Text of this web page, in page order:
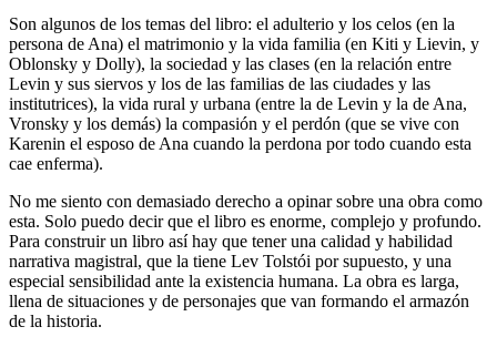
Son algunos de los temas del libro: el adulterio y los celos (en la
persona de Ana) el matrimonio y la vida familia (en Kiti y Lievin, y
Oblonsky y Dolly), la sociedad y las clases (en la relación entre
Levin y sus siervos y los de las familias de las ciudades y las
institutrices), la vida rural y urbana (entre la de Levin y la de Ana,
Vronsky y los demás) la compasión y el perdón (que se vive con
Karenin el esposo de Ana cuando la perdona por todo cuando esta
cae enferma).
No me siento con demasiado derecho a opinar sobre una obra como
esta. Solo puedo decir que el libro es enorme, complejo y profundo.
Para construir un libro así hay que tener una calidad y habilidad
narrativa magistral, que la tiene Lev Tolstói por supuesto, y una
especial sensibilidad ante la existencia humana. La obra es larga,
llena de situaciones y de personajes que van formando el armazón
de la historia.